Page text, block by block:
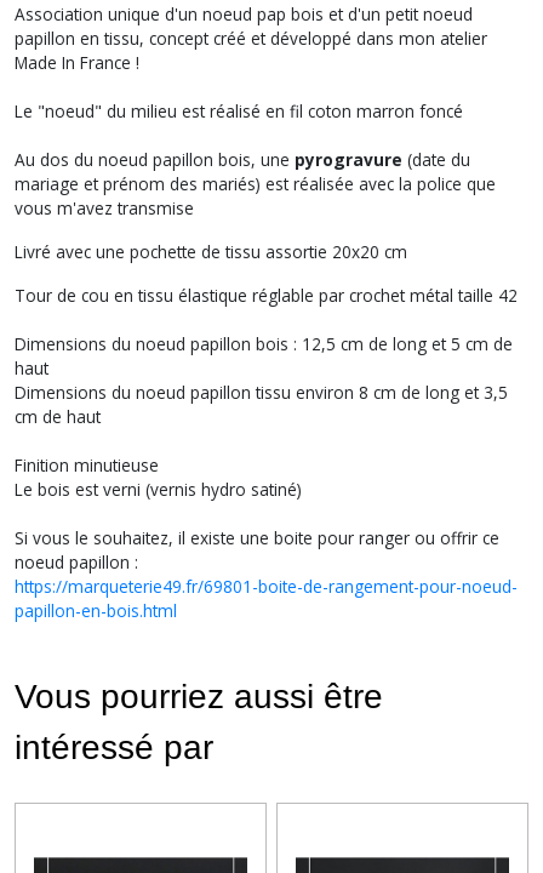
Association unique d'un noeud pap bois et d'un petit noeud
papillon en tissu, concept créé et développé dans mon atelier
Made In France !
Le "noeud" du milieu est réalisé en fil coton marron foncé
Au dos du noeud papillon bois, une pyrogravure (date du
mariage et prénom des mariés) est réalisée avec la police que
vous m'avez transmise
Livré avec une pochette de tissu assortie 20x20 cm
Tour de cou en tissu élastique réglable par crochet métal taille 42
Dimensions du noeud papillon bois : 12,5 cm de long et 5 cm de
haut
Dimensions du noeud papillon tissu environ 8 cm de long et 3,5
cm de haut
Finition minutieuse
Le bois est verni (vernis hydro satiné)
Si vous le souhaitez, il existe une boite pour ranger ou offrir ce
noeud papillon :
https://marqueterie49.fr/69801-boite-de-rangement-pour-noeud-
papillon-en-bois.html
Vous pourriez aussi être
intéressé par